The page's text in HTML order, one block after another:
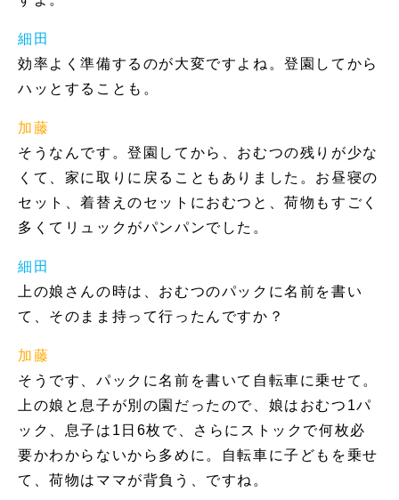
細田
効率よく準備するのが大変ですよね。登園してから
ハッとすることも。
加藤
そうなんです。登園してから、おむつの残りが少な
くて、家に取りに戻ることもありました。お昼寝の
セット、着替えのセットにおむつと、荷物もすごく
多くてリュックがパンパンでした。
細田
上の娘さんの時は、おむつのパックに名前を書い
て、そのまま持って行ったんですか？
加藤
そうです、パックに名前を書いて自転車に乗せて。
上の娘と息子が別の園だったので、娘はおむつ1パ
ック、息子は1日6枚で、さらにストックで何枚必
要かわからないから多めに。自転車に子どもを乗せ
て、荷物はママが背負う、ですね。